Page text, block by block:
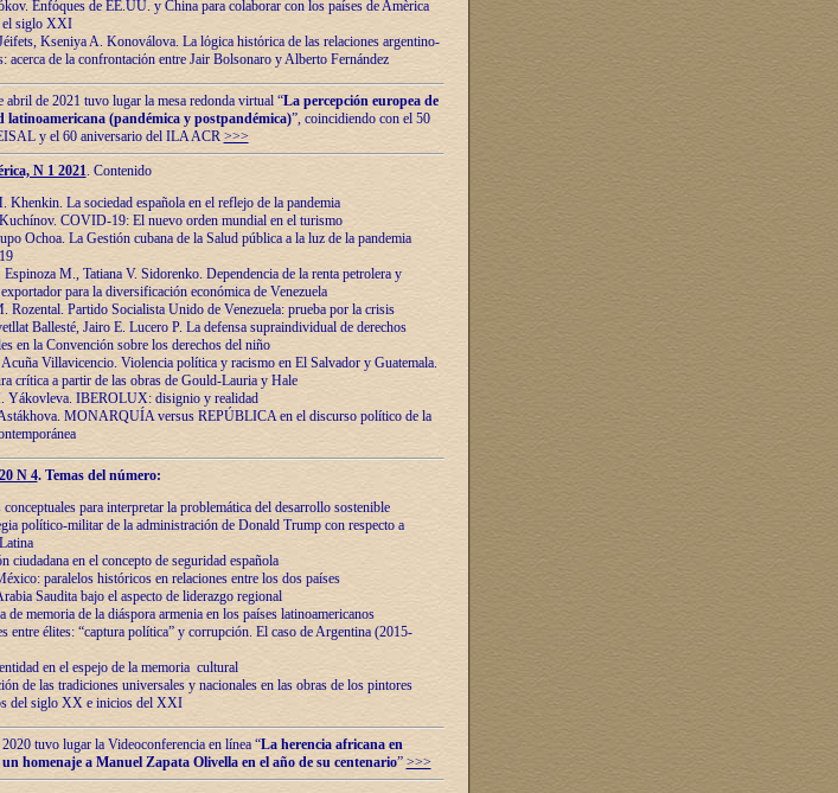
Enfόques de EE.UU. y China para colaborar con los países de Amèrica
el siglo XXI
Kseniya A. Konoválova. La lόgica histόrica de las relaciones argentino-
acerca de la confrontaciόn entre Jair Bolsonaro y Alberto Fernández
abril de 2021 tuvo lugar la mesa redonda virtual “La percepción europea de
latinoamericana (pandémica y postpandémica)”, coincidiendo con el 50
y el 60 aniversario del ILA ACR >>>
N 1 2021. Contenido
Khenkin. La sociedad española en el reflejo de la pandemia
COVID-19: El nuevo orden mundial en el turismo
Ochoa. La Gestión cubana de la Salud pública a la luz de la pandemia
M., Tatiana V. Sidorenko. Dependencia de la renta petrolera y
para la diversificación económica de Venezuela
Rozental. Partido Socialista Unido de Venezuela: prueba por la crisis
Ballesté, Jairo E. Lucero P. La defensa supraindividual de derechos
en la Convención sobre los derechos del niño
Villavicencio. Violencia política y racismo en El Salvador y Guatemala.
crítica a partir de las obras de Gould-Lauria y Hale
Yákovleva. IBEROLUX: disignio y realidad
MONARQUÍA versus REPÚBLICA en el discurso político de la
N 4. Temas del número:
conceptuales para interpretar la problemática del desarrollo sostenible
político-militar de la administración de Donald Trump con respecto a
ciudadana en el concepto de seguridad española
paralelos históricos en relaciones entre los dos países
Saudita bajo el aspecto de liderazgo regional
de memoria de la diáspora armenia en los países latinoamericanos
entre élites: “captura política” y corrupción. El caso de Argentina (2015-
en el espejo de la memoria cultural
de las tradiciones universales y nacionales en las obras de los pintores
del siglo XX e inicios del XXI
tuvo lugar la Videoconferencia en línea “La herencia africana en
homenaje a Manuel Zapata Olivella en el año de su centenario” >>>